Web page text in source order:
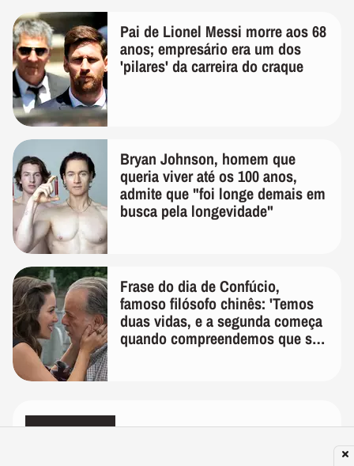
Pai de Lionel Messi morre aos 68
anos; empresário era um dos
'pilares' da carreira do craque
Bryan Johnson, homem que
queria viver até os 100 anos,
admite que "foi longe demais em
busca pela longevidade"
Frase do dia de Confúcio,
famoso filósofo chinês: 'Temos
duas vidas, e a segunda começa
quando compreendemos que só
MEUS SHORTS